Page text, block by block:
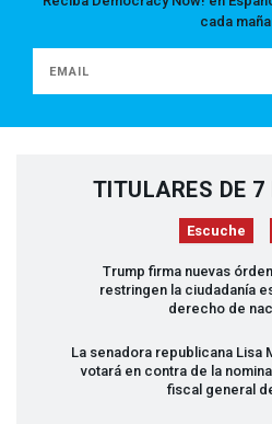
cada
TITULARES DE 7
Escuche
Trump firma nuevas
restringen la ciudadanía
derecho de
La senadora republicana Lisa
votará en contra de la
fiscal general